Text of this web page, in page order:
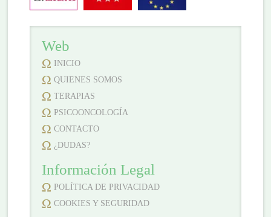
Web
INICIO
QUIENES SOMOS
TERAPIAS
PSICOONCOLOGÍA
CONTACTO
¿DUDAS?
Información Legal
POLÍTICA DE PRIVACIDAD
COOKIES Y SEGURIDAD